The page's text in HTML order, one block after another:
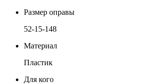
Размер оправы
52-15-148
Материал
Пластик
Для кого